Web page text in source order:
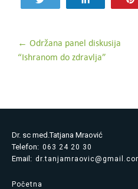
Post
navigation
← Održana panel diskusija
“Ishranom do zdravlja”
Dr. sc med.Tatjana Mraović
Telefon: 063 24 20 30
Email:
Početna